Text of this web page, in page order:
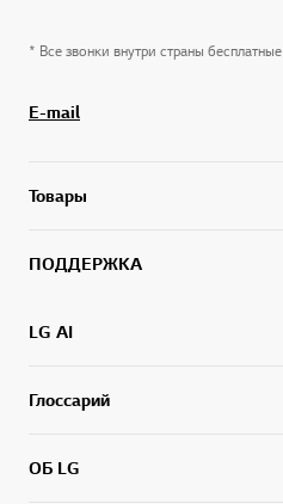
* Все звонки внутри страны бесплатные
E-mail
Товары
ПОДДЕРЖКА
LG AI
Глоссарий
ОБ LG